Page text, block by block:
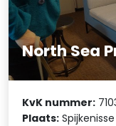
North Sea
KvK nummer:
Plaats: Spijkenisse